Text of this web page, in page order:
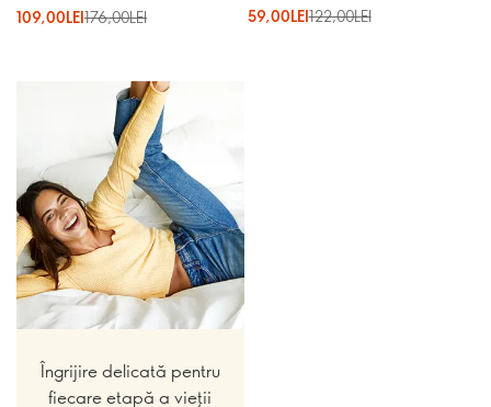
109,00LEI176,00LEI
59,00LEI122,00LEI
Îngrijire delicată pentru
fiecare etapă a vieții